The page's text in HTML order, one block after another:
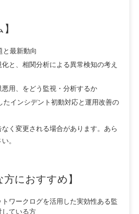
と最新動向
と、相関分析による異常検知の考え
用、をどう監視・分析するか
たインシデント初動対応と運用改善の
く変更される場合があります。あら
。
方におすすめ】
ワークログを活用した実効性ある監
している方